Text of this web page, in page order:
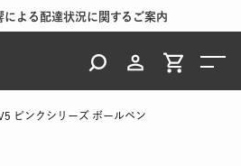
による配達状況に関するご案内
ピンクシリーズ ボールペン